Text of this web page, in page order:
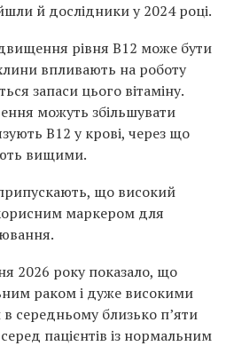
й дослідники у 2024 році.
рівня B12 може бути
впливають на роботу
запаси цього вітаміну.
можуть збільшувати
B12 у крові, через що
вищими.
що високий
маркером для
2026 року показало, що
раком і дуже високими
середньому близько п’яти
пацієнтів із нормальним